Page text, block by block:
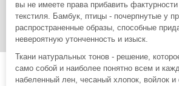
вы не имеете права прибавить
текстиля. Бамбук, птицы - почерпнутые у
распространенные образы, способные
невероятную утонченность и изыск.
Ткани натуральных тонов - решение,
само собой и наиболее понятно всем и
набеленный лен, чесаный хлопок, войлок